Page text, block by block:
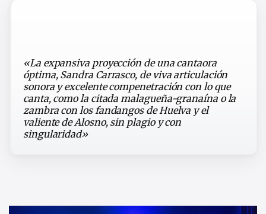
«La expansiva proyección de una cantaora
óptima, Sandra Carrasco, de viva articulación
sonora y excelente compenetración con lo que
canta, como la citada malagueña-granaína o la
zambra con los fandangos de Huelva y el
valiente de Alosno, sin plagio y con
singularidad»